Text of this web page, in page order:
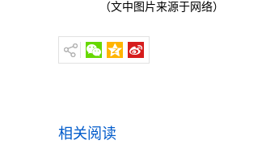
（文中图片来源于网络）
相关阅读